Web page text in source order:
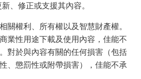
、修正或支援其內容。
關權利、所有權以及智慧財產權。
業性用途下載及使用內容，佳能不
對於與內容有關的任何損害（包括
、懲罰性或附帶損害），佳能不承